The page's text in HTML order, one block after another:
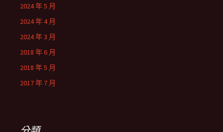
2024 年 5 月
2024 年 4 月
2024 年 3 月
2018 年 6 月
2018 年 5 月
2017 年 7 月